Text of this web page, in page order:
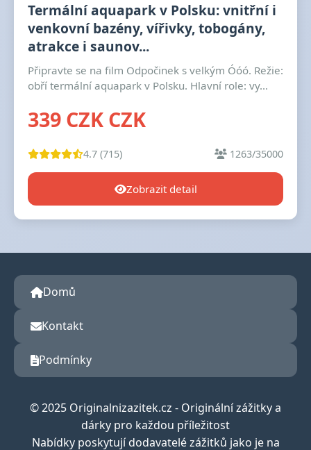
Termální aquapark v Polsku: vnitřní i
venkovní bazény, vířivky, tobogány,
atrakce i saunov...
Připravte se na film Odpočinek s velkým Óóó. Režie:
obří termální aquapark v Polsku. Hlavní role: vy...
339 CZK CZK
4.7 (715) 1263/35000
Zobrazit detail
Domů
Kontakt
Podmínky
© 2025 Originalnizazitek.cz - Originální zážitky a
dárky pro každou příležitost
Nabídky poskytují dodavatelé zážitků jako je na